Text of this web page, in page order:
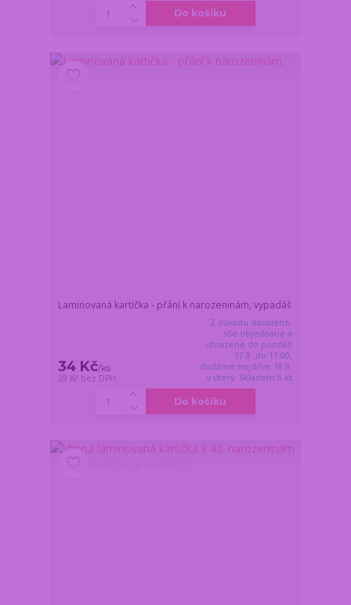
Do košíku
Laminovaná kartička - přání k narozeninám, vypadáš
34 Kč/ks
28 Kč bez DPH
Z důvodu dovolené,
vše objednané a
uhrazené do pondělí
17.8. do 11:00,
dodáme nejdříve 18.8.
v úterý. Skladem 5 ks
Do košíku